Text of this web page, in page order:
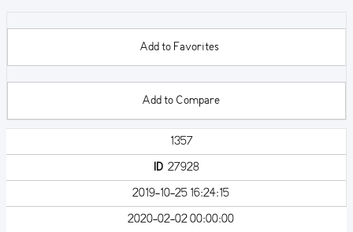
Add to Favorites
Add to Compare
1357
ID27928
2019-10-25 16:24:15
2020-02-02 00:00:00